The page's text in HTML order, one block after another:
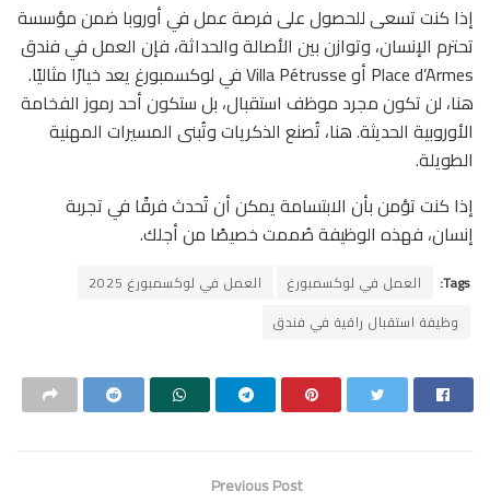
إذا كنت تسعى للحصول على فرصة عمل في أوروبا ضمن مؤسسة
تحترم الإنسان، وتوازن بين الأصالة والحداثة، فإن العمل في فندق
Place d’Armes أو Villa Pétrusse في لوكسمبورغ يعد خيارًا مثاليًا.
هنا، لن تكون مجرد موظف استقبال، بل ستكون أحد رموز الفخامة
الأوروبية الحديثة. هنا، تُصنع الذكريات وتُبنى المسيرات المهنية
الطويلة.
إذا كنت تؤمن بأن الابتسامة يمكن أن تُحدث فرقًا في تجربة
إنسان، فهذه الوظيفة صُممت خصيصًا من أجلك.
Tags: العمل في لوكسمبورغ
العمل في لوكسمبورغ 2025
وظيفة استقبال راقية في فندق
Previous Post